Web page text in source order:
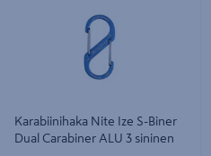
Karabiinihaka Nite Ize S-Biner
Dual Carabiner ALU 3 sininen